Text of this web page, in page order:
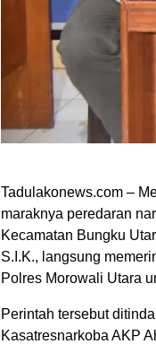
Tadulakonews.com –
maraknya peredaran
Kecamatan Bungku
S.I.K., langsung
Polres Morowali Utara
Perintah tersebut
Kasatresnarkoba AKP